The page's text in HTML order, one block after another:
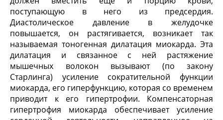
поступающую в него из предсердия.
Диастолическое давление в желудочке
повышается, он растягивается, возникает так
называемая тоногенная дилатация миокарда. Эта
дилатация и связанное с ней растяжение
мышечных волокон вызывают (по закону
Старлинга) усиление сократительной функции
миокарда, его гиперфункцию, которая со временем
приводит к его гипертрофии. Компенсаторная
гипертрофия миокарда обеспечивает усиление